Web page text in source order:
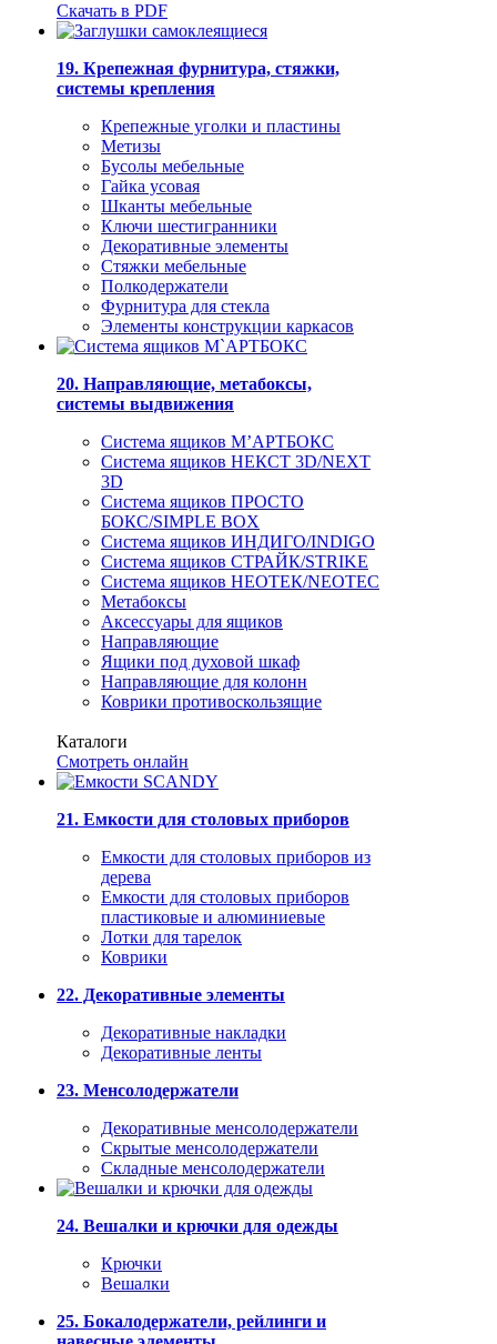
Скачать в PDF
19. Крепежная фурнитура, стяжки,
системы крепления
Крепежные уголки и пластины
Метизы
Бусолы мебельные
Гайка усовая
Шканты мебельные
Ключи шестигранники
Декоративные элементы
Стяжки мебельные
Полкодержатели
Фурнитура для стекла
Элементы конструкции каркасов
20. Направляющие, метабоксы,
системы выдвижения
Система ящиков М’АРТБОКС
Система ящиков НЕКСТ 3D/NEXT
3D
Система ящиков ПРОСТО
БОКС/SIMPLE BOX
Система ящиков ИНДИГО/INDIGO
Система ящиков СТРАЙК/STRIKE
Система ящиков НЕОТЕК/NEOTEC
Метабоксы
Аксессуары для ящиков
Направляющие
Ящики под духовой шкаф
Направляющие для колонн
Коврики противоскользящие
Каталоги
Смотреть онлайн
21. Емкости для столовых приборов
Емкости для столовых приборов из
дерева
Емкости для столовых приборов
пластиковые и алюминиевые
Лотки для тарелок
Коврики
22. Декоративные элементы
Декоративные накладки
Декоративные ленты
23. Менсолодержатели
Декоративные менсолодержатели
Скрытые менсолодержатели
Складные менсолодержатели
24. Вешалки и крючки для одежды
Крючки
Вешалки
25. Бокалодержатели, рейлинги и